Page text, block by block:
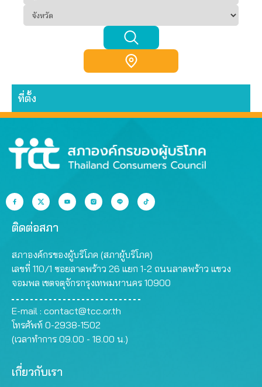
ที่ตั้ง
ติดต่อสภา
สภาองค์กรของผู้บริโภค (สภาผู้บริโภค)
เลขที่ 110/1 ซอยลาดพร้าว 26 แยก 1-2 ถนนลาดพร้าว แขวง
จอมพล เขตจตุจักรกรุงเทพมหานคร 10900
E-mail : contact@tcc.or.th
โทรศัพท์ 0-2938-1502
(เวลาทำการ 09.00 - 18.00 น.)
เกี่ยวกับเรา